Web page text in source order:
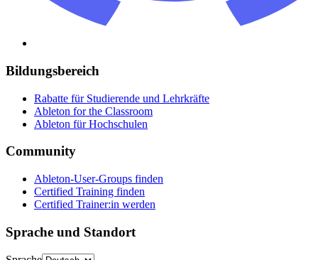
Bildungsbereich
Rabatte für Studierende und Lehrkräfte
Ableton for the Classroom
Ableton für Hochschulen
Community
Ableton-User-Groups finden
Certified Training finden
Certified Trainer:in werden
Sprache und Standort